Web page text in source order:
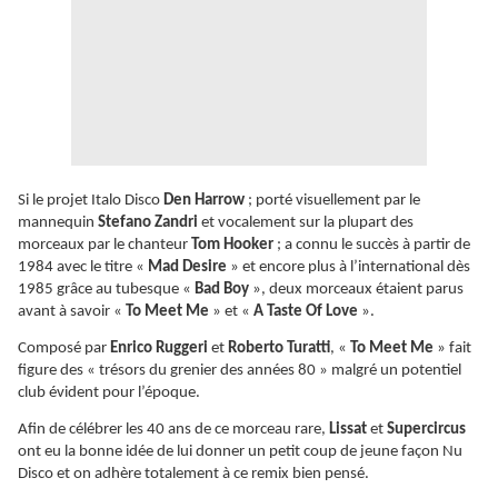
Si le projet Italo Disco Den Harrow ; porté visuellement par le
mannequin Stefano Zandri et vocalement sur la plupart des
morceaux par le chanteur Tom Hooker ; a connu le succès à partir de
1984 avec le titre « Mad Desire » et encore plus à l’international dès
1985 grâce au tubesque « Bad Boy », deux morceaux étaient parus
avant à savoir « To Meet Me » et « A Taste Of Love ».
Composé par Enrico Ruggeri et Roberto Turatti, « To Meet Me » fait
figure des « trésors du grenier des années 80 » malgré un potentiel
club évident pour l’époque.
Afin de célébrer les 40 ans de ce morceau rare, Lissat et Supercircus
ont eu la bonne idée de lui donner un petit coup de jeune façon Nu
Disco et on adhère totalement à ce remix bien pensé.